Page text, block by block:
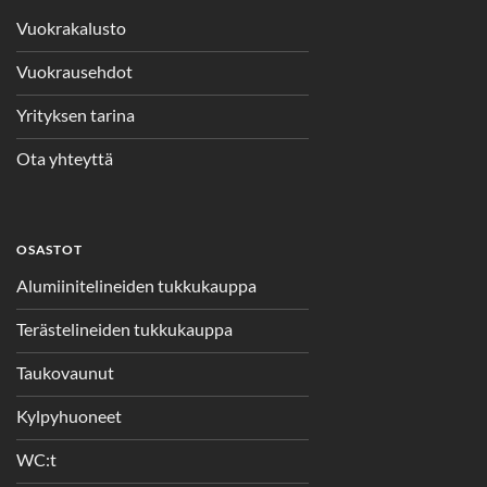
Vuokrakalusto
Vuokrausehdot
Yrityksen tarina
Ota yhteyttä
OSASTOT
Alumiinitelineiden tukkukauppa
Terästelineiden tukkukauppa
Taukovaunut
Kylpyhuoneet
WC:t